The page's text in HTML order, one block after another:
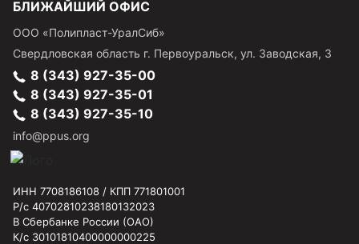
БЛИЖАЙШИЙ ОФИС
ООО «Полипласт-УралСиб»
Свердловская область г. Первоуральск, ул. Заводская, 3
8 (343) 927-35-00
8 (343) 927-35-01
8 (343) 927-35-10
info@ppus.org
ИНН 7708186108 / КПП 771801001
Р/с 40702810238180132023
В Сбербанке России (ОАО)
К/с 30101810400000000225